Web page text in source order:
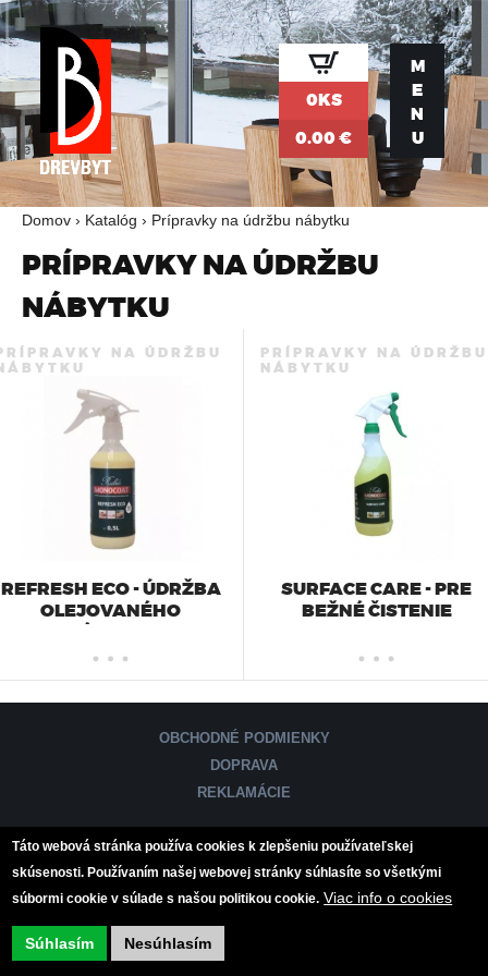
Jump to navigation
M
E
N
U
0KS
0.00 €
N
A
C
A
E
T
U
Domov › Katalóg › Prípravky na údržbu nábytku
PRÍPRAVKY NA ÚDRŽBU
NÁBYTKU
NA ÚDRŽBU
REFRESH ECO - ÚDRŽBA
OLEJOVANÉHO
PRÍPRAVKY NA ÚDRŽBU
NÁBYTKU
SURFACE CARE - PRE
BEŽNÉ ČISTENIE
OBCHODNÉ PODMIENKY
DOPRAVA
REKLAMÁCIE
WEB DESIGN:EPIX MEDIA
Táto webová stránka používa cookies k zlepšeniu používateľskej
skúsenosti. Používaním našej webovej stránky súhlasíte so všetkými
súbormi cookie v súlade s našou politikou cookie. Viac info o cookies
Súhlasím Nesúhlasím